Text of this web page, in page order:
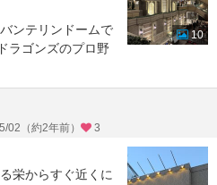
ンテリンドームで
ラゴンズのプロ野
10
02（約2年前） 3
栄からすぐ近くに